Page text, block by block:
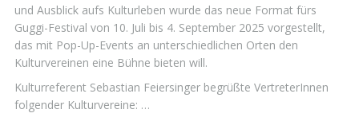
und Ausblick aufs Kulturleben wurde das neue Format fürs
Guggi-Festival von 10. Juli bis 4. September 2025 vorgestellt,
das mit Pop-Up-Events an unterschiedlichen Orten den
Kulturvereinen eine Bühne bieten will.
Kulturreferent Sebastian Feiersinger begrüßte VertreterInnen
folgender Kulturvereine: …